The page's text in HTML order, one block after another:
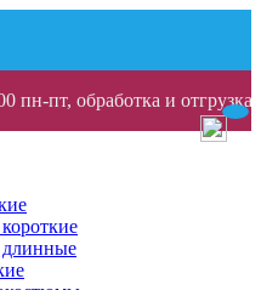
пн-пт, обработка и